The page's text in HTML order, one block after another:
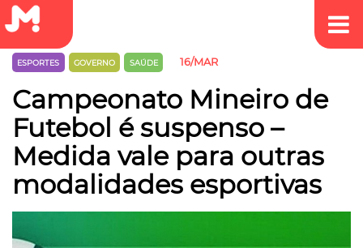
ESPORTES GOVERNO SAÚDE 16/MAR
Campeonato Mineiro de
Futebol é suspenso –
Medida vale para outras
modalidades esportivas